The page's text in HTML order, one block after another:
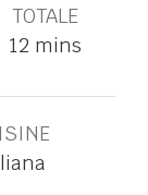
TOTALE
12 mins